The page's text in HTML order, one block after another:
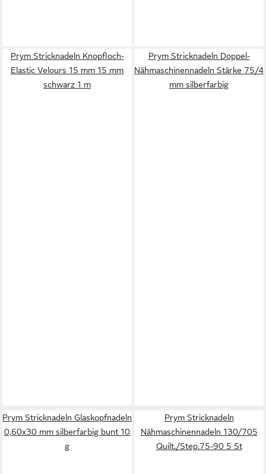
Prym Stricknadeln Knopfloch-
Elastic Velours 15 mm 15 mm
schwarz 1 m
Prym Stricknadeln Doppel-
Nähmaschinennadeln Stärke 75/4
mm silberfarbig
Prym Stricknadeln Glaskopfnadeln
0,60x30 mm silberfarbig bunt 10
g
Prym Stricknadeln
Nähmaschinennadeln 130/705
Quilt./Step.75-90 5 St